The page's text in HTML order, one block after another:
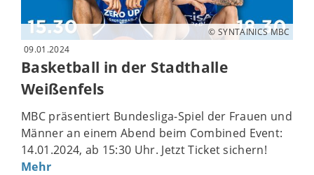
© SYNTAINICS MBC
09.01.2024
Basketball in der Stadthalle
Weißenfels
MBC präsentiert Bundesliga-Spiel der Frauen und
Männer an einem Abend beim Combined Event:
14.01.2024, ab 15:30 Uhr. Jetzt Ticket sichern!
Mehr